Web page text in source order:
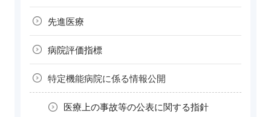
先進医療
病院評価指標
特定機能病院に係る情報公開
医療上の事故等の公表に関する指針